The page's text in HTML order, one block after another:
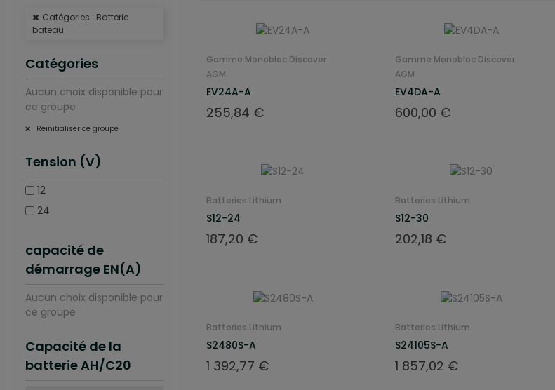
Catégories : Batterie
bateau
Catégories
Aucun choix disponible pour
ce groupe
Réinitialiser ce groupe
Tension (V)
12
24
capacité de
démarrage EN(A)
Aucun choix disponible pour
ce groupe
Capacité de la
batterie AH/C20
Gamme Monobloc Discover
AGM
EV24A-A
Prix
255,84 €
Gamme Monobloc Discover
AGM
EV4DA-A
Prix
600,00 €
Batteries Lithium
S12-24
Prix
187,20 €
Batteries Lithium
S12-30
Prix
202,18 €
Batteries Lithium
S2480S-A
Prix
1 392,77 €
Batteries Lithium
S24105S-A
Prix
1 857,02 €